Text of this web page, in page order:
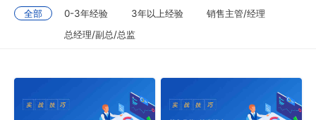
全部 0-3年经验 3年以上经验
销售主管/经理
总经理/副总/总监